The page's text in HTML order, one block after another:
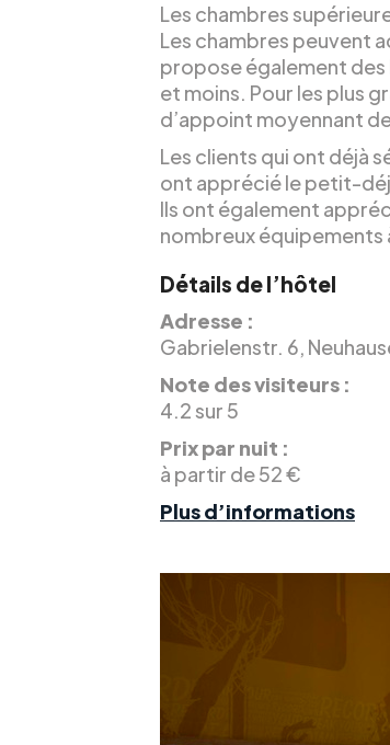
Les chambres
Les chambres peuvent
propose également des
et moins. Pour les plus
d’appoint moyennant
Les clients qui ont déjà
ont apprécié le petit-
Ils ont également
nombreux équipements
Détails de l’hôtel
Adresse :
Gabrielenstr. 6,
Note des visiteurs :
4.2 sur 5
Prix par nuit :
à partir de 52 €
Plus d’informations